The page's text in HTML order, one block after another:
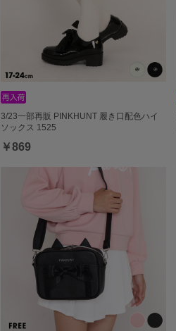
3/23一部再販 PINKHUNT 履き口配色ハイ
ソックス 1525
￥869